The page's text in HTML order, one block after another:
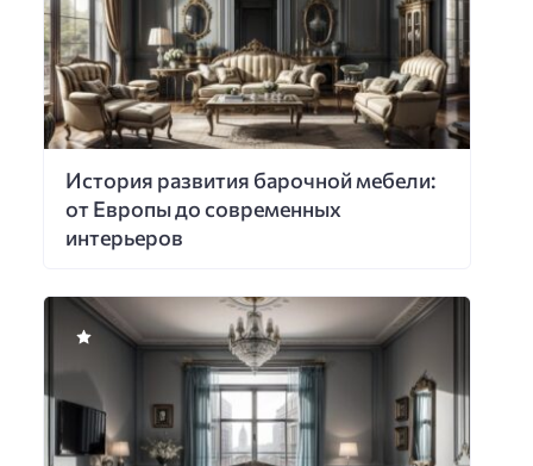
История развития барочной мебели:
от Европы до современных
интерьеров